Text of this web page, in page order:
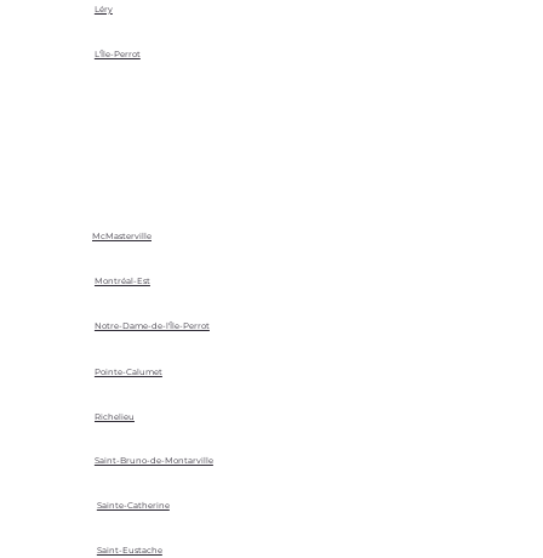
Léry
L'Île-Perrot
McMasterville
Montréal-Est
Notre-Dame-de-l'Île-Perrot
Pointe-Calumet
Richelieu
Saint-Bruno-de-Montarville
Sainte-Catherine
Saint-Eustache